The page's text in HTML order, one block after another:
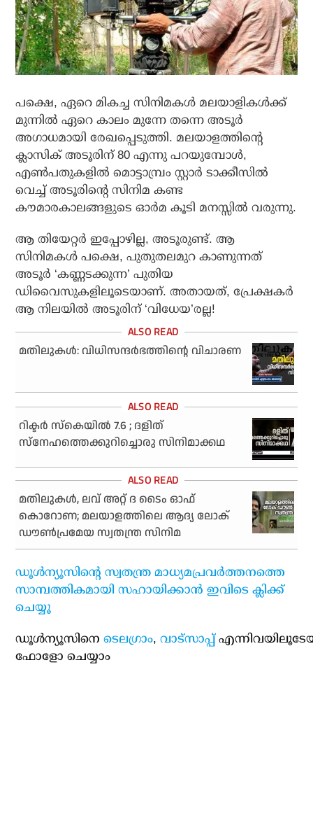
പക്ഷെ, ഏറെ മികച്ച സിനിമകള്‍ മലയാളികള്‍ക്ക്
മുന്നില്‍ ഏറെ കാലം മുന്നേ തന്നെ അടൂര്‍
അഗാധമായി രേഖപ്പെടുത്തി. മലയാളത്തിന്റെ
ക്ലാസിക് അടൂരിന് 80 എന്നു പറയുമ്പോള്‍,
എണ്‍പതുകളില്‍ മൊട്ടാമ്പ്രം സ്റ്റാര്‍ ടാക്കീസില്‍
വെച്ച് അടൂരിന്റെ സിനിമ കണ്ട
കൗമാരകാലങ്ങളുടെ ഓര്‍മ കൂടി മനസ്സില്‍ വരുന്നു.
ആ തിയേറ്റര്‍ ഇപ്പോഴില്ല, അടൂരുണ്ട്. ആ
സിനിമകള്‍ പക്ഷെ, പുതുതലമുറ കാണുന്നത്
അടൂര്‍ ‘കണ്ണടക്കുന്ന’ പുതിയ
ഡിവൈസുകളിലൂടെയാണ്. അതായത്, പ്രേക്ഷകര്‍
ആ നിലയില്‍ അടൂരിന് ‘വിധേയ’രല്ല!
മതിലുകള്‍: വിധിസന്ദര്‍ഭത്തിന്റെ വിചാരണ
റിക്ടര്‍ സ്‌കെയില്‍ 7.6 ; ദളിത്
സ്‌നേഹത്തെക്കുറിച്ചൊരു സിനിമാക്കഥ
മതിലുകള്‍, ലവ് അറ്റ് ദ ടൈം ഓഫ്
കൊറോണ; മലയാളത്തിലെ ആദ്യ ലോക്
ഡൗണ്‍പ്രമേയ സ്വതന്ത്ര സിനിമ
ഡൂള്‍ന്യൂസിന്റെ സ്വതന്ത്ര മാധ്യമപ്രവര്‍ത്തനത്തെ
സാമ്പത്തികമായി സഹായിക്കാന്‍ ഇവിടെ ക്ലിക്ക്
ചെയ്യൂ
ഡൂള്‍ന്യൂസിനെടെലഗ്രാം,വാട്‌സാപ്പ്
ഫോളോ ചെയ്യാം